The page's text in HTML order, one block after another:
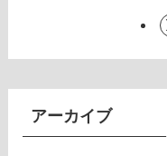
アーカイブ